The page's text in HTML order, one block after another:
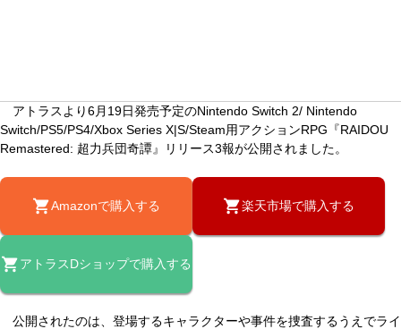
アトラスより6月19日発売予定のNintendo Switch 2/ Nintendo
Switch/PS5/PS4/Xbox Series X|S/Steam用アクションRPG『RAIDOU
Remastered: 超力兵団奇譚』リリース3報が公開されました。
Amazonで購入する 楽天市場で購入する
アトラスDショップで購入する
公開されたのは、登場するキャラクターや事件を捜査するうえでライ